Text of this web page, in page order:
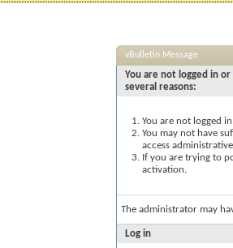
vBulletin Message
You are not logged in
several reasons:
You are not logged
You may not have
access
If you are trying to
activation.
The administrator may
Log in